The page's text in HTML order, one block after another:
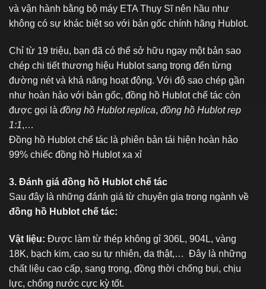
và vận hành bằng bộ máy ETA Thụy Sĩ nên hầu như
không có sự khác biệt so với bản gốc chính hãng Hublot.
Chỉ từ 19 triệu, bạn đã có thể sở hữu ngay một bản sao
chép chi tiết thương hiệu Hublot sang trọng đến từng
đường nét và khả năng hoạt động. Với độ sao chép gần
như hoàn hảo với bản gốc, đồng hồ Hublot chế tác còn
được gọi là đồng hồ Hublot replica, đồng hồ Hublot rep
1:1,…
Đồng hồ Hublot chế tác là phiên bản tái hiện hoàn hảo
99% chiếc đồng hồ Hublot xa xỉ
3. Đánh giá đồng hồ Hublot chế tác
Sau đây là những đánh giá từ chuyên gia trong ngành về
đồng hồ Hublot chế tác:
Vật liệu: Được làm từ thép không gỉ 306L, 904L, vàng
18K, bạch kim, cao su tự nhiên, da thật,… Đây là những
chất liệu cao cấp, sang trọng, đồng thời chống bụi, chịu
lực, chống nước cực kỳ tốt.